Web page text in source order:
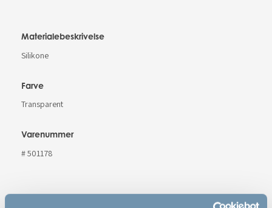
Materialebeskrivelse
Silikone
Farve
Transparent
Varenummer
# 501178